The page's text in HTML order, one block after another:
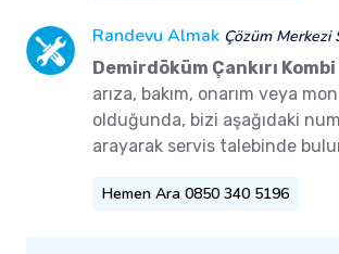
Randevu Almak Çözüm Merkezi
Demirdöküm Çankırı
arıza, bakım, onarım veya
olduğunda, bizi aşağıdaki
arayarak servis talebinde
Hemen Ara 0850 340 5196